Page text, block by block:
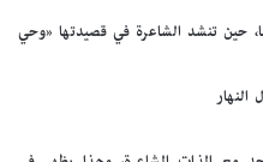
حين تنشد الشاعرة في قصيدتها «وحي